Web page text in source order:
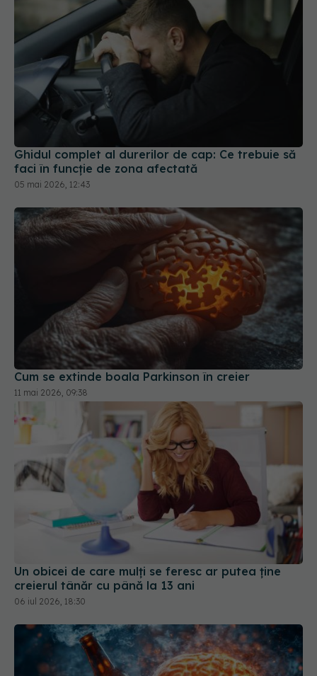
Ghidul complet al durerilor de cap: Ce trebuie să
faci în funcție de zona afectată
05 mai 2026, 12:43
Cum se extinde boala Parkinson în creier
11 mai 2026, 09:38
Un obicei de care mulți se feresc ar putea ține
creierul tânăr cu până la 13 ani